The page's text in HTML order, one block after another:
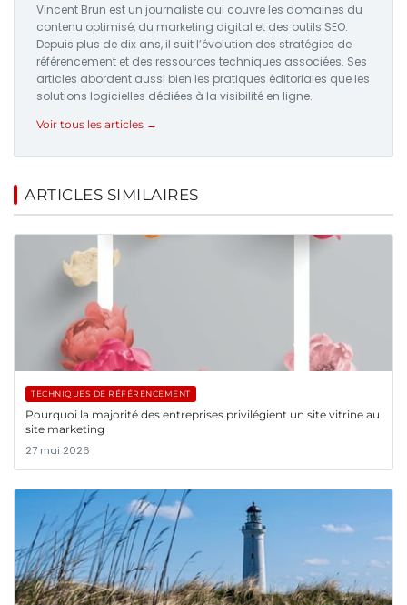
Vincent Brun est un journaliste qui couvre les domaines du
contenu optimisé, du marketing digital et des outils SEO.
Depuis plus de dix ans, il suit l’évolution des stratégies de
référencement et des ressources techniques associées. Ses
articles abordent aussi bien les pratiques éditoriales que les
solutions logicielles dédiées à la visibilité en ligne.
Voir tous les articles →
ARTICLES SIMILAIRES
TECHNIQUES DE RÉFÉRENCEMENT
Pourquoi la majorité des entreprises privilégient un site vitrine au
site marketing
27 mai 2026